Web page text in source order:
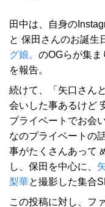
田中は、自身の
と 保田さんのお誕生
グ娘。 のOGらが集ま
を報告。
続けて、「矢口さん
会いした事あるけど
プライベートでお会
なのプライベートの
事がたくさんあって
し、保田を中心に、
梨華と撮影した集合
この投稿に対し、フ